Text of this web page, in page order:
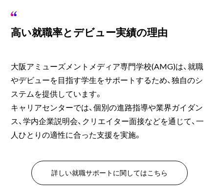
高い就職率とデビュー実績の理由
大阪アミューズメントメディア専門学校(AMG)は、就職
やデビューを目指す学生をサポートするため、独自のシ
ステムを提供しています。
キャリアセンターでは、個別の進路指導や業界ガイダン
ス、学内企業説明会、クリエイター面接などを通じて、一
人ひとりの適性に合った支援を実施。
詳しい就職サポートに関してはこちら